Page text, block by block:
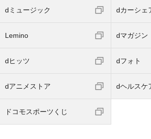
dミュージック dカーシェ
Lemino dマガジン
dヒッツ dフォト
dアニメストア dヘルスケ
ドコモスポーツくじ